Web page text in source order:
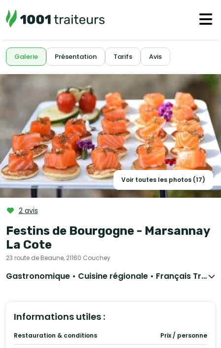
Galerie Présentation Tarifs Avis
Voir toutes les photos (17)
2 avis
Festins de Bourgogne - Marsannay
La Cote
23 route de Beaune, 21160 Couchey
Gastronomique • Cuisine régionale • Français Traditionnel
Informations utiles :
Restauration & conditions Prix / personne